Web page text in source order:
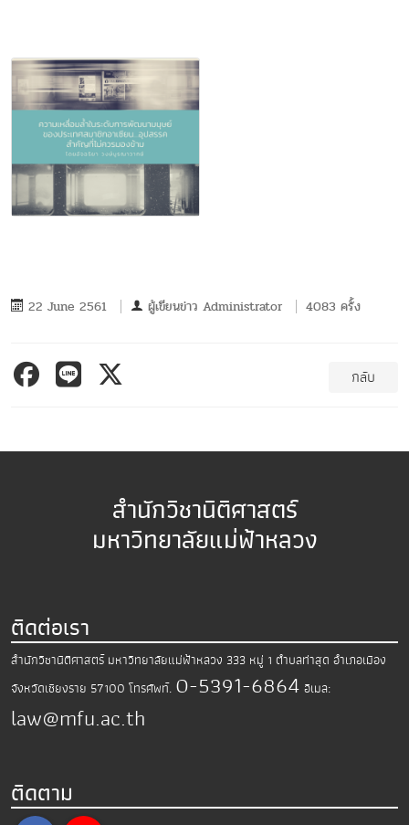
22 June 2561 ผู้เขียนข่าว Administrator 4083 ครั้ง
กลับ
สำนักวิชานิติศาสตร์
มหาวิทยาลัยแม่ฟ้าหลวง
ติดต่อเรา
สำนักวิชานิติศาสตร์ มหาวิทยาลัยแม่ฟ้าหลวง 333 หมู่ 1 ตำบลท่าสุด อำเภอเมือง
จังหวัดเชียงราย 57100 โทรศัพท์. 0-5391-6864 อีเมล:
law@mfu.ac.th
ติดตาม